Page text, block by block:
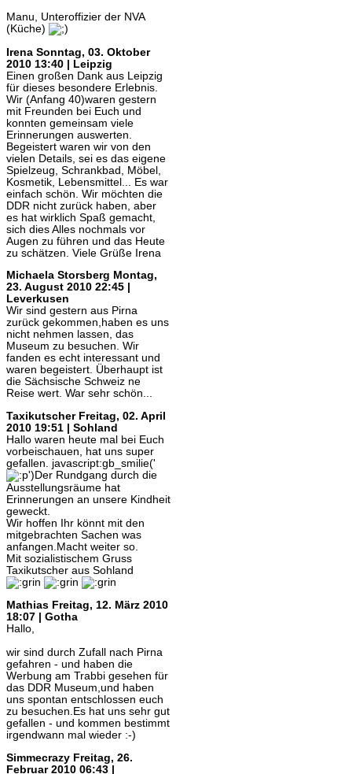
Manu, Unteroffizier der NVA
(Küche)
Irena Sonntag, 03. Oktober
2010 13:40 | Leipzig
Einen großen Dank aus Leipzig
für dieses besondere Erlebnis.
Wir (Anfang 40)waren gestern
mit Freunden bei Euch und
konnten gemeinsam viele
Erinnerungen auswerten.
Begeistert waren wir von den
vielen Details, sei es das eigene
Spielzeug, Schrankbad, Möbel,
Kosmetik, Lebensmittel... Es war
einfach schön. Wir möchten die
DDR nicht zurück haben, aber
es hat wirklich Spaß gemacht,
sich dies Alles nochmals vor
Augen zu führen und das Heute
zu schätzen. Viele Grüße Irena
Michaela Storsberg Montag,
23. August 2010 22:45 |
Leverkusen
Wir sind gestern aus Pirna
zurück gekommen,haben es uns
nicht nehmen lassen, das
Museum zu besuchen. Wir
fanden es echt interessant und
waren begeistert. Überhaupt ist
die Sächsische Schweiz ne
Reise wert. War sehr schön...
Taxikutscher Freitag, 02. April
2010 19:51 | Sohland
Hallo waren heute mal bei Euch
vorbeischauen, hat uns super
gefallen. javascript:gb_smilie('
')Der Rundgang durch die
Ausstellungsräume hat
Erinnerungen an unsere Kindheit
geweckt.
Wir hoffen Ihr könnt mit den
mitgebrachten Sachen was
anfangen.Macht weiter so.
Mit sozialistischem Gruss
Taxikutscher aus Sohland
Mathias Freitag, 12. März 2010
18:07 | Gotha
Hallo,
wir sind durch Zufall nach Pirna
gefahren - und haben die
Werbung am Trabbi gesehen für
das DDR Museum,und haben
uns spontan entschlossen euch
zu besuchen.Es hat uns sehr gut
gefallen - und kommen bestimmt
irgendwann mal wieder :-)
Simmecrazy Freitag, 26.
Februar 2010 06:43 |